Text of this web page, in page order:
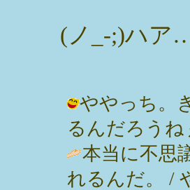
(ノ_-;)ハア
ややっち。
るんだろうね
本当に不思
れるんだ。 /